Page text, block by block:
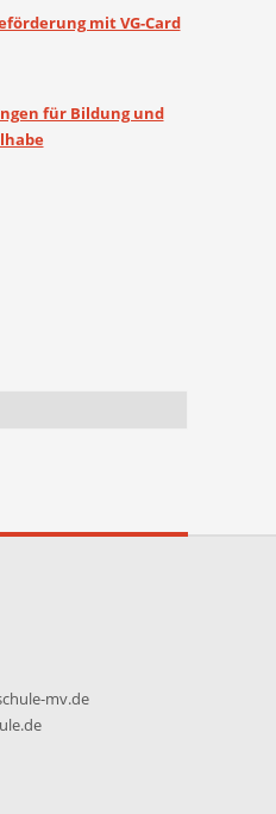
mit VG-Card
für Bildung und
mv.de